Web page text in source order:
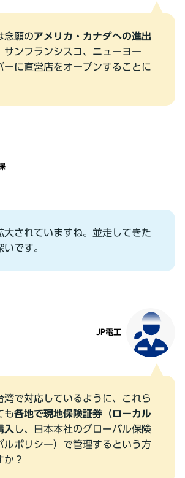
念願のアメリカ・カナダへの進出
サンフランシスコ、ニューヨー
ーに直営店をオープンすることに
⼤されていますね。並⾛してきた
です。
JP電⼯
湾で対応しているように、これら
も各地で現地保険証券（ローカル
⼊ し、⽇本本社のグローバル保険
ルポリシー）で管理するという⽅
か？